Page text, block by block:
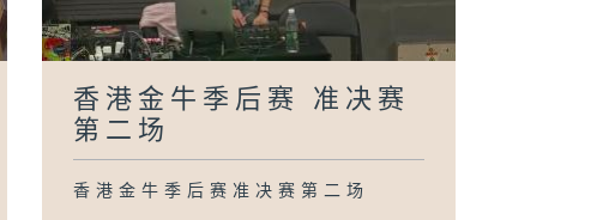
香港金牛季后赛 准决赛
第二场
香港金牛季后赛准决赛第二场